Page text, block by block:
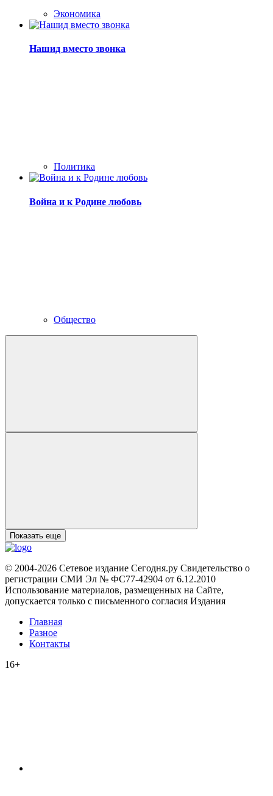
Экономика
Нашид вместо звонка
Политика
Война и к Родине любовь
Общество
Показать еще
© 2004-2026 Сетевое издание Сегодня.ру Свидетельство о
регистрации СМИ Эл № ФС77-42904 от 6.12.2010
Использование материалов, размещенных на Сайте,
допускается только с письменного согласия Издания
Главная
Разное
Контакты
16+